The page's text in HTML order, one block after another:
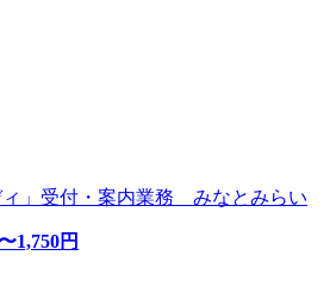
ィ」受付・案内業務 みなとみらい
1,750円